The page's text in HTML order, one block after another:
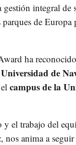
integral de
de Europa
ha
Universidad de
campus de la
y el trabajo del
nos anima a